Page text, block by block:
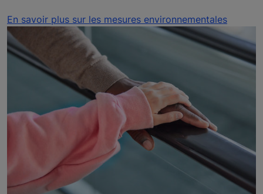
En savoir plus sur les mesures environnementales